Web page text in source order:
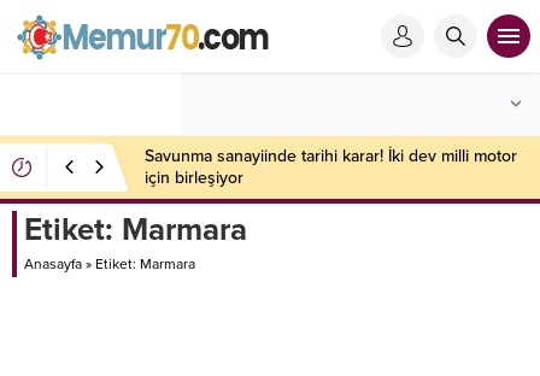
Savunma sanayiinde tarihi karar! İki dev milli motor
için birleşiyor
Etiket: Marmara
Anasayfa » Etiket: Marmara